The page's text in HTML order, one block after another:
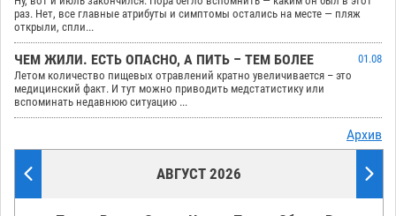
раз. Нет, все главные атрибуты и симптомы остались на месте — пляж
открыли, спли...
ЧЕМ ЖИЛИ. ЕСТЬ ОПАСНО, А ПИТЬ – ТЕМ БОЛЕЕ
01.08
Летом количество пищевых отравлений кратно увеличивается – это
медицинский факт. И тут можно приводить медстатистику или
вспоминать недавнюю ситуацию ...
Архив
АВГУСТ 2026